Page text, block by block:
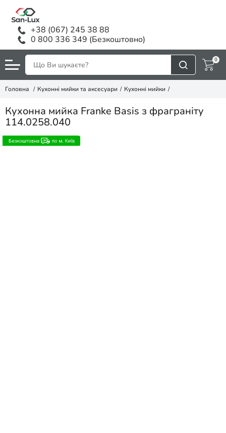
+38 (067) 245 38 88
0 800 336 349 (Безкоштовно)
0
Головна Кухонні мийки та аксесуари Кухонні мийки
Кухонна мийка Franke Basis з фраграніту
114.0258.040